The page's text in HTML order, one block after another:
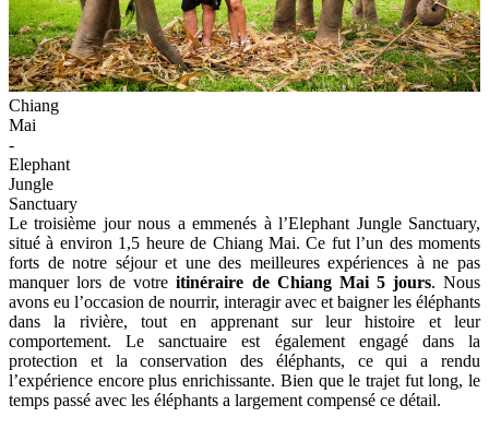
Chiang
Mai
-
Elephant
Jungle
Sanctuary
Le troisième jour nous a emmenés à l’Elephant Jungle Sanctuary,
situé à environ 1,5 heure de Chiang Mai. Ce fut l’un des moments
forts de notre séjour et une des meilleures expériences à ne pas
manquer lors de votreitinéraire de Chiang Mai 5 jours. Nous
avons eu l’occasion de nourrir, interagir avec et baigner les éléphants
dans la rivière, tout en apprenant sur leur histoire et leur
comportement. Le sanctuaire est également engagé dans la
protection et la conservation des éléphants, ce qui a rendu
l’expérience encore plus enrichissante. Bien que le trajet fut long, le
temps passé avec les éléphants a largement compensé ce détail.